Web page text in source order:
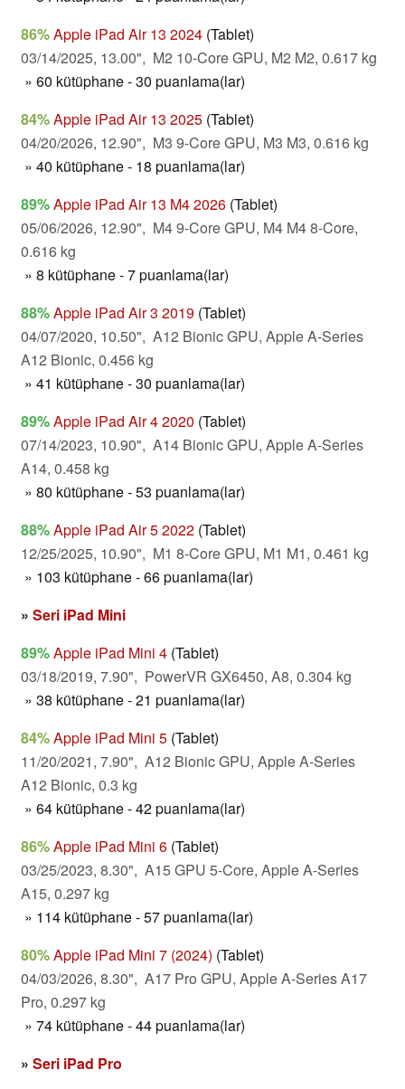
86%Apple iPad Air 13 2024 (Tablet)
03/14/2025, 13.00", M2 10-Core GPU, M2 M2, 0.617 kg
» 60 kütüphane - 30 puanlama(lar)
84%Apple iPad Air 13 2025 (Tablet)
04/20/2026, 12.90", M3 9-Core GPU, M3 M3, 0.616 kg
» 40 kütüphane - 18 puanlama(lar)
89%Apple iPad Air 13 M4 2026 (Tablet)
05/06/2026, 12.90", M4 9-Core GPU, M4 M4 8-Core,
0.616 kg
» 8 kütüphane - 7 puanlama(lar)
88%Apple iPad Air 3 2019 (Tablet)
04/07/2020, 10.50", A12 Bionic GPU, Apple A-Series
A12 Bionic, 0.456 kg
» 41 kütüphane - 30 puanlama(lar)
89%Apple iPad Air 4 2020 (Tablet)
07/14/2023, 10.90", A14 Bionic GPU, Apple A-Series
A14, 0.458 kg
» 80 kütüphane - 53 puanlama(lar)
88%Apple iPad Air 5 2022 (Tablet)
12/25/2025, 10.90", M1 8-Core GPU, M1 M1, 0.461 kg
» 103 kütüphane - 66 puanlama(lar)
» Seri iPad Mini
89%Apple iPad Mini 4 (Tablet)
03/18/2019, 7.90", PowerVR GX6450, A8, 0.304 kg
» 38 kütüphane - 21 puanlama(lar)
84%Apple iPad Mini 5 (Tablet)
11/20/2021, 7.90", A12 Bionic GPU, Apple A-Series
A12 Bionic, 0.3 kg
» 64 kütüphane - 42 puanlama(lar)
86%Apple iPad Mini 6 (Tablet)
03/25/2023, 8.30", A15 GPU 5-Core, Apple A-Series
A15, 0.297 kg
» 114 kütüphane - 57 puanlama(lar)
80%Apple iPad Mini 7 (2024) (Tablet)
04/03/2026, 8.30", A17 Pro GPU, Apple A-Series A17
Pro, 0.297 kg
» 74 kütüphane - 44 puanlama(lar)
» Seri iPad Pro